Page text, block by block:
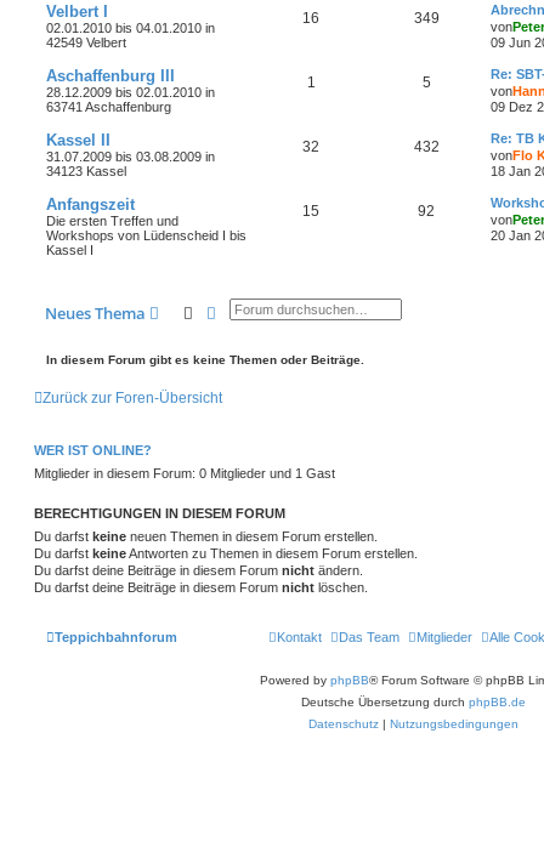
Velbert I
02.01.2010 bis 04.01.2010 in
42549 Velbert
16 349
von
09 Jun
Aschaffenburg III
28.12.2009 bis 02.01.2010 in
63741 Aschaffenburg
1 5
Re:
von
09 Dez
Kassel II
31.07.2009 bis 03.08.2009 in
34123 Kassel
32 432
Re: TB
vonFlo
18 Jan
Anfangszeit
Die ersten Treffen und
Workshops von Lüdenscheid I bis
Kassel I
15 92
von
20 Jan
Neues Thema SucheErweiterte Suche
In diesem Forum gibt es keine Themen oder Beiträge.
Zurück zur Foren-Übersicht
WER IST ONLINE?
Mitglieder in diesem Forum: 0 Mitglieder und 1 Gast
BERECHTIGUNGEN IN DIESEM FORUM
Du darfst keine neuen Themen in diesem Forum erstellen.
Du darfst keineAntworten zu Themen in diesem Forum erstellen.
Du darfst deine Beiträge in diesem Forum nicht ändern.
Du darfst deine Beiträge in diesem Forum nicht löschen.
Teppichbahnforum Alle
Mitglieder
Das Team
Kontakt
Powered by phpBB® Forum Software © phpBB
Deutsche Übersetzung durch phpBB.de
Datenschutz | Nutzungsbedingungen